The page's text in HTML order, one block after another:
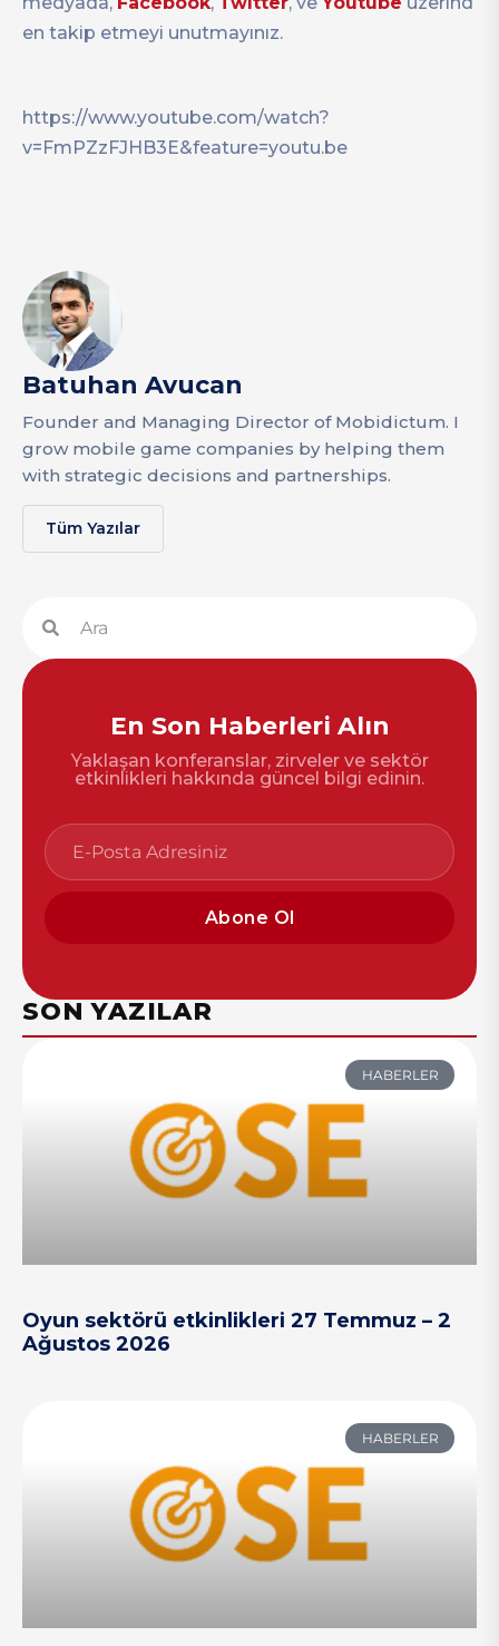
en takip etmeyi unutmayınız.
https://www.youtube.com/watch?
v=FmPZzFJHB3E&feature=youtu.be
Batuhan Avucan
Founder and Managing Director of Mobidictum. I
grow mobile game companies by helping them
with strategic decisions and partnerships.
Tüm Yazılar
En Son Haberleri Alın
Yaklaşan konferanslar, zirveler ve sektör
etkinlikleri hakkında güncel bilgi edinin.
Abone Ol
SON YAZILAR
HABERLER
Oyun sektörü etkinlikleri 27 Temmuz – 2
Ağustos 2026
HABERLER